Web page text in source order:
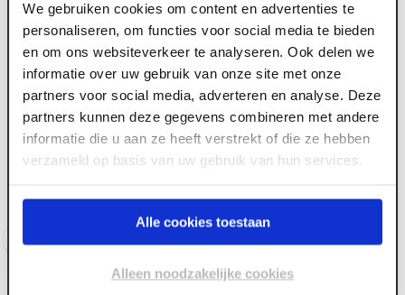
We gebruiken cookies om content en advertenties te
personaliseren, om functies voor social media te bieden
en om ons websiteverkeer te analyseren. Ook delen we
informatie over uw gebruik van onze site met onze
partners voor social media, adverteren en analyse. Deze
partners kunnen deze gegevens combineren met andere
informatie die u aan ze heeft verstrekt of die ze hebben
verzameld op basis van uw gebruik van hun services.
Alle cookies toestaan
Alleen noodzakelijke cookies
ART003770
20 x 600 x 2500 mm Lux
Element EL-20
Log in voor prijzen
ART003780
Lux Toilet
ombouwelement 1200 x
1245 x 20mm TEC-VWD-